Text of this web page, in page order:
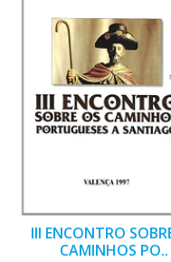
III ENCONTRO
CAMINHOS PO..